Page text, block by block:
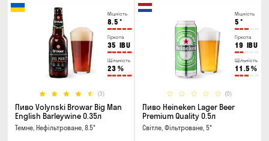
Міцність
8.5 °
Гіркота
35 IBU
Щільність
23 %
(3)
Пиво Volynski Browar Big Man
English Barleywine 0.35л
Темне, Нефільтроване, 8.5°
Міцність
5 °
Гіркота
19 IBU
Щільність
11.5 %
(0)
Пиво Heineken Lager Beer
Premium Quality 0.5л
Світле, Фільтроване, 5°